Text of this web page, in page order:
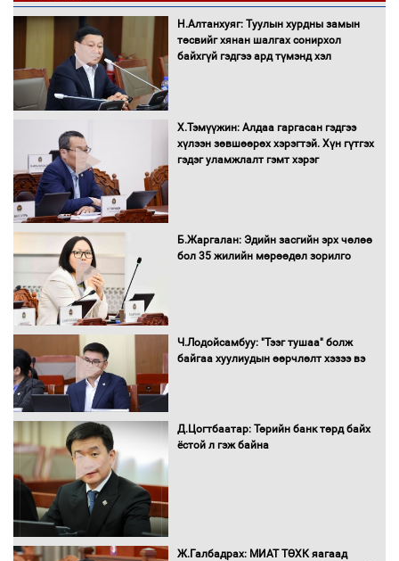
С.Амарсайхан: Иргэдийг хохироосон
ААН-ийн нуугтмал хөрөнгийг
битүүмжлэнэ
Н.Номтойбаяр: Аймгуудад тулгамдаж
буй асуудлуудыг Засгийн газрын
хуралдаанд танилцуулж,
эрэгтэйчүүдийн волейболын тэмцээнд
оролцож байгаа баг тамирчдад
Автобензин, дизель түлшний онцгой
Н.Алтанхуяг: Туулын хурдны замын
төсвийг хянан шалгах сонирхол
байхгүй гэдгээ ард түмэнд хэл
Х.Тэмүүжин: Алдаа гаргасан гэдгээ
хүлээн зөвшөөрөх хэрэгтэй. Хүн гүтгэх
гэдэг уламжлалт гэмт хэрэг
Б.Жаргалан: Эдийн засгийн эрх чөлөө
бол 35 жилийн мөрөөдөл зорилго
Ч.Лодойсамбуу: "Тээг тушаа" болж
байгаа хуулиудын өөрчлөлт хэзээ вэ
Д.Цогтбаатар: Төрийн банк төрд байх
ёстой л гэж байна
Ж.Галбадрах: МИАТ ТӨХК яагаад